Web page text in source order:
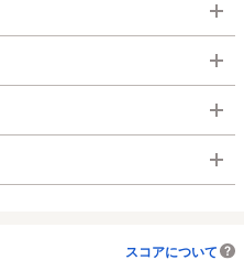
スコアについて